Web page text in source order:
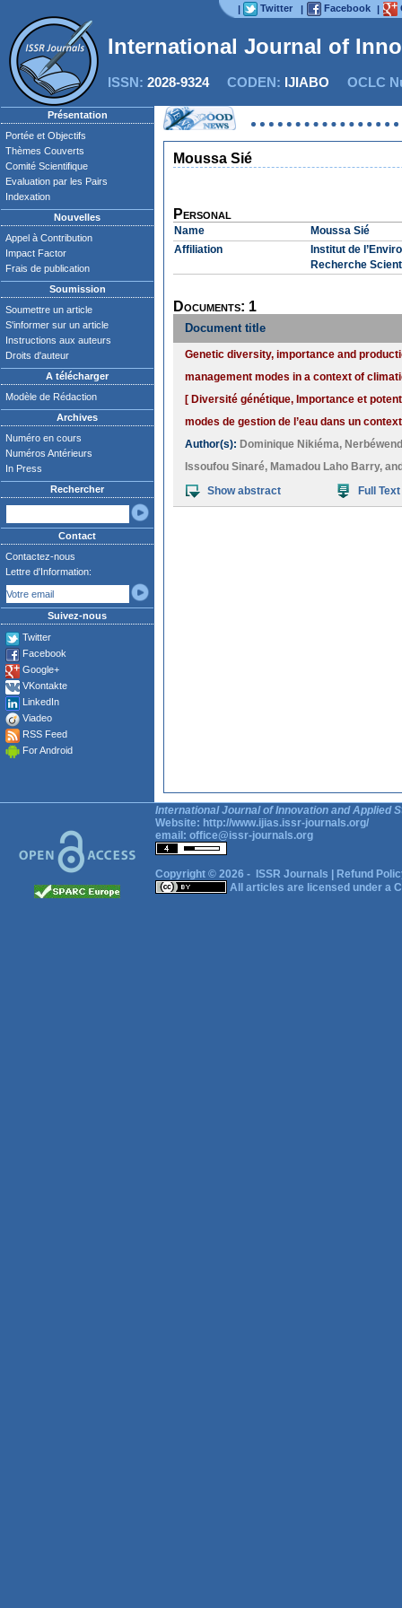
| Twitter | Facebook |
International Journal of
ISSN: 2028-9324CODEN: IJIABO OCLC
Présentation
Portée et Objectifs
Thèmes Couverts
Comité Scientifique
Evaluation par les Pairs
Indexation
Nouvelles
Appel à Contribution
Impact Factor
Frais de publication
Soumission
Soumettre un article
S'informer sur un article
Instructions aux auteurs
Droits d'auteur
A télécharger
Modèle de Rédaction
Archives
Numéro en cours
Numéros Antérieurs
In Press
Rechercher
Contact
Contactez-nous
Lettre d'Information:
Suivez-nous
Twitter
Facebook
Google+
VKontakte
LinkedIn
Viadeo
RSS Feed
For Android
Moussa Sié
Personal
Name
Moussa Sié
Affiliation
Institut de
Recherche
Documents: 1
Document title
Genetic diversity, importance and
management modes in a context of
[ Diversité génétique, Importance et
modes de gestion de l’eau dans un
Author(s): Dominique Nikiéma,
Issoufou Sinaré, Mamadou Laho Barry,
Show abstract
Full Text
International Journal of Innovation and Applied
Website: http://www.ijias.issr-journals.org/
email: office@issr-journals.org
Copyright © 2026 - ISSR Journals
Refund
All articles are licensed under a